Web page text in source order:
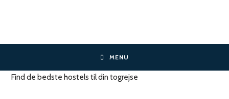
MENU
Find de bedste hostels til din togrejse